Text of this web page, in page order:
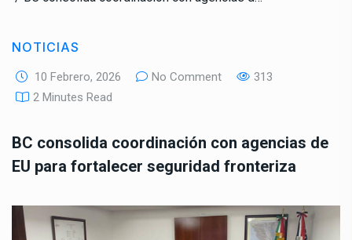
NOTICIAS
10 Febrero, 2026 No Comment
313
2 Minutes Read
BC consolida coordinación con agencias de
EU para fortalecer seguridad fronteriza